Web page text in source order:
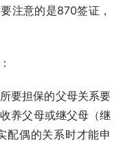
注意的是870签证，
要担保的父母关系要
养父母或继父母（继
配偶的关系时才能申